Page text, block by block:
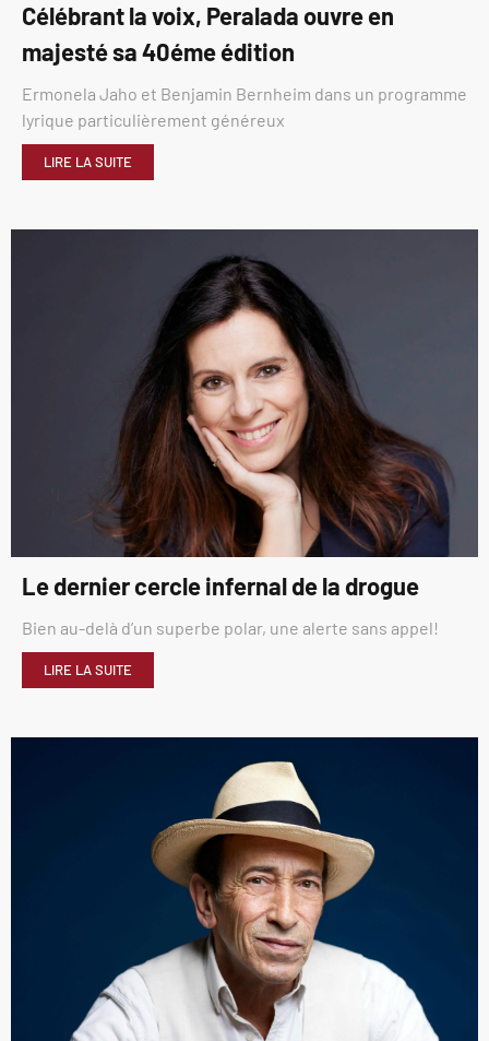
Célébrant la voix, Peralada ouvre en
majesté sa 40éme édition
Ermonela Jaho et Benjamin Bernheim dans un programme
lyrique particulièrement généreux
LIRE LA SUITE
Le dernier cercle infernal de la drogue
Bien au-delà d’un superbe polar, une alerte sans appel!
LIRE LA SUITE